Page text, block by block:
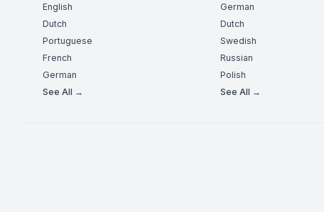
English
Dutch
Portuguese
French
German
See All →
German
Dutch
Swedish
Russian
Polish
See All →